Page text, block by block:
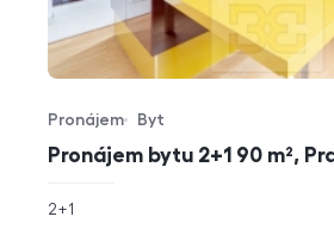
Pronájem bytu 2+1 90 m²,
Typ nabídky
Pronájem
Typ nemovitosti
Byt
rozměry
2+1